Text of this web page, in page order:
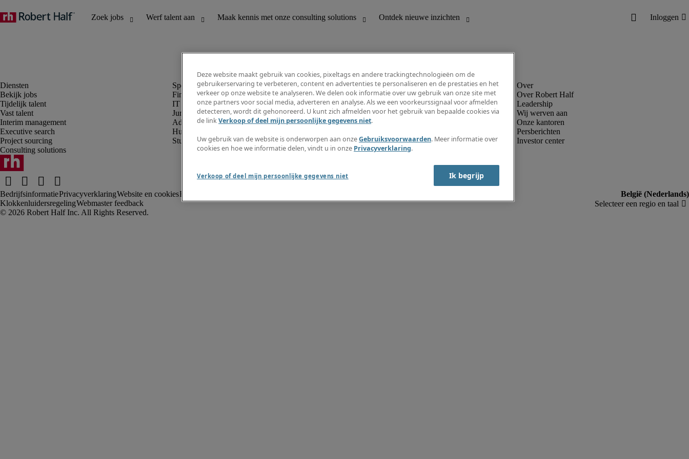
Bekijk jobs
Tijdelijk talent
Vast talent
Interim management
Executive search
Project sourcing
Consulting solutions
Finance en boekhouding
IT en digital
Juridisch
Administratie en office support
Human resources
Student
Ontdek nieuwe inzichten
Jobomschrijvingen
Salarisgids
Timesheets
Maak een jobalert aan
Informatiecentrum
Over Robert Half
Leadership
Wij werven aan
Onze kantoren
Persberichten
Investor center
BedrijfsinformatiePrivacyverklaringWebsite en cookiesRekruteringsvoorwaarden
KlokkenluidersregelingWebmaster feedback
Deze website maakt gebruik van cookies, pixeltags en andere trackingtechnologieën om de
gebruikerservaring te verbeteren, content en advertenties te personaliseren en de prestaties en het
verkeer op onze website te analyseren. We delen ook informatie over uw gebruik van onze site met
onze partners voor social media, adverteren en analyse. Als we een voorkeurssignaal voor afmelden
detecteren, wordt dit gehonoreerd. U kunt zich afmelden voor het gebruik van bepaalde cookies via
de linkVerkoop of deel mijn persoonlijke gegevens niet.
Uw gebruik van de website is onderworpen aan onzeGebruiksvoorwaarden. Meer informatie over
cookies en hoe we informatie delen, vindt u in onze Privacyverklaring.
Verkoop of deel mijn persoonlijke gegevens niet Ik begrijp